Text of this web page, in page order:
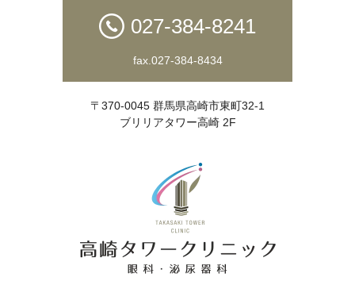
027-384-8241
fax.027-384-8434
〒370-0045 群馬県高崎市東町32-1
ブリリアタワー高崎 2F